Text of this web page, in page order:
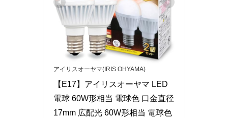
アイリスオーヤマ(IRIS OHYAMA)
【E17】アイリスオーヤマ LED
電球 60W形相当 電球色 口金直径
17mm 広配光 60W形相当 電球色